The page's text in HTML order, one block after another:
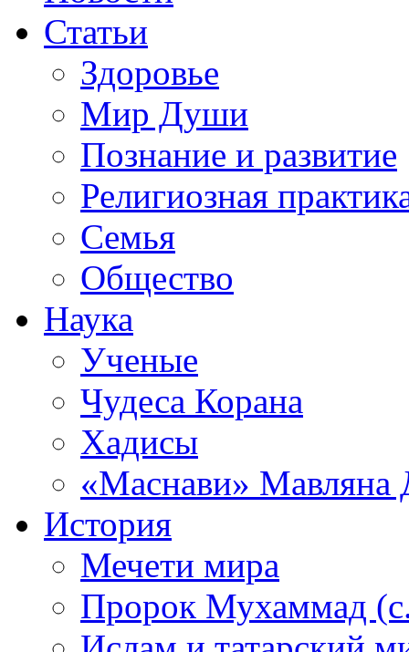
Статьи
Здоровье
Мир Души
Познание и развитие
Религиозная
Семья
Общество
Наука
Ученые
Чудеса Корана
Хадисы
«Маснави» Мавляна
История
Мечети мира
Пророк Мухаммад